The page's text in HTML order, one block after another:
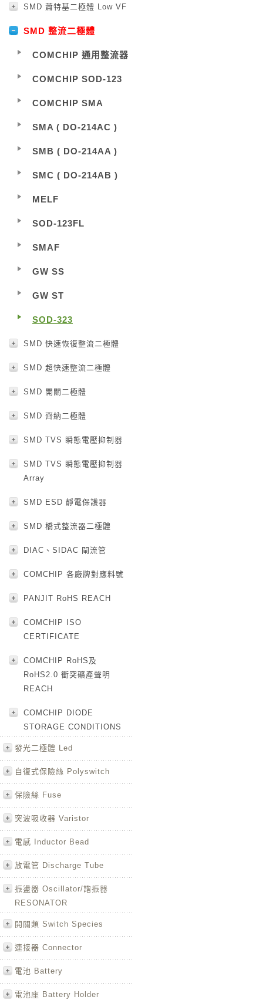
SMD 蕭特基二極體 Low VF
SMD 整流二極體
COMCHIP 通用整流器
COMCHIP SOD-123
COMCHIP SMA
SMA ( DO-214AC )
SMB ( DO-214AA )
SMC ( DO-214AB )
MELF
SOD-123FL
SMAF
GW SS
GW ST
SOD-323
SMD 快速恢復整流二極體
SMD 超快速整流二極體
SMD 開關二極體
SMD 齊納二極體
SMD TVS 瞬態電壓抑制器
SMD TVS 瞬態電壓抑制器
Array
SMD ESD 靜電保護器
SMD 橋式整流器二極體
DIAC、SIDAC 閘流管
COMCHIP 各廠牌對應料號
PANJIT RoHS REACH
COMCHIP ISO
CERTIFICATE
COMCHIP RoHS及
RoHS2.0 衝突礦產聲明
REACH
COMCHIP DIODE
STORAGE CONDITIONS
發光二極體 Led
自復式保險絲 Polyswitch
保險絲 Fuse
突波吸收器 Varistor
電感 Inductor Bead
放電管 Discharge Tube
振盪器 Oscillator/諧振器
RESONATOR
開關類 Switch Species
連接器 Connector
電池 Battery
電池座 Battery Holder